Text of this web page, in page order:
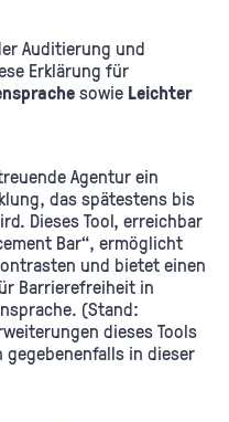
Auditierung und
Erklärung für
sowie Leichter
Agentur ein
das spätestens bis
Dieses Tool, erreichbar
Bar“, ermöglicht
und bietet einen
Barrierefreiheit in
(Stand:
dieses Tools
in dieser